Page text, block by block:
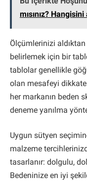
mısınız? Hangisini
Ölçümlerinizi
belirlemek için bir
tablolar genellikle
olan mesafeyi
her markanın beden
deneme yanılma
Uygun sütyen
malzeme
tasarlanır: dolgulu,
Bedeninize en iyi